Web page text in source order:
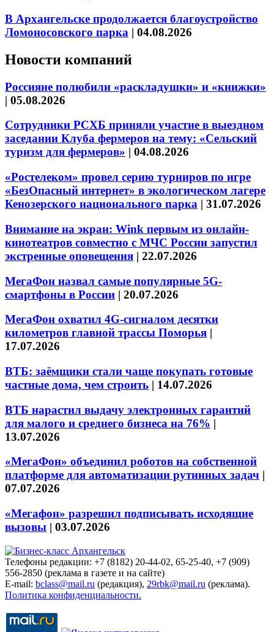
В Архангельске продолжается благоустройство
Ломоносовского парка | 04.08.2026
Новости компаний
Россияне полюбили «раскладушки» и «книжки»
| 05.08.2026
Сотрудники РСХБ приняли участие в выездном
заседании Клуба фермеров на тему: «Сельский
туризм для фермеров» | 04.08.2026
«Ростелеком» провел серию турниров по игре
«БезОпасный интернет» в экологическом лагере
Кенозерского национального парка | 31.07.2026
Внимание на экран: Wink первым из онлайн-
кинотеатров совместно с МЧС России запустил
экстренные оповещения | 22.07.2026
МегаФон назвал самые популярные 5G-
смартфоны в России | 20.07.2026
МегаФон охватил 4G-сигналом десятки
километров главной трассы Поморья |
17.07.2026
ВТБ: заёмщики стали чаще покупать готовые
частные дома, чем строить | 14.07.2026
ВТБ нарастил выдачу электронных гарантий
для малого и среднего бизнеса на 76% |
13.07.2026
«МегаФон» объединил роботов на собственной
платформе для автоматизации рутинных задач |
07.07.2026
«Мегафон» разрешил подписывать исходящие
вызовы | 03.07.2026
Телефоны редакции: +7 (8182) 20-44-02, 65-25-40, +7 (909)
556-2850 (реклама в газете и на сайте)
E-mail: bclass@mail.ru (редакция), 29rbk@mail.ru (реклама).
Политика конфиденциальности.